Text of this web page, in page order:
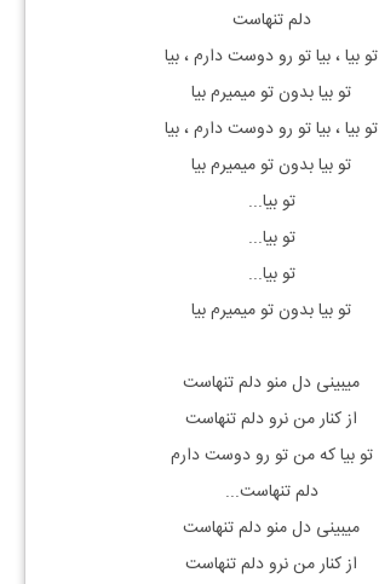
دلم تنهاست
تو بیا ، بیا تو رو دوست دارم ، بیا
تو بیا بدون تو میمیرم بیا
تو بیا ، بیا تو رو دوست دارم ، بیا
تو بیا بدون تو میمیرم بیا
تو بیا...
تو بیا...
تو بیا...
تو بیا بدون تو میمیرم بیا
میبینی دل منو دلم تنهاست
از کنار من نرو دلم تنهاست
تو بیا که من تو رو دوست دارم
دلم تنهاست...
میبینی دل منو دلم تنهاست
از کنار من نرو دلم تنهاست